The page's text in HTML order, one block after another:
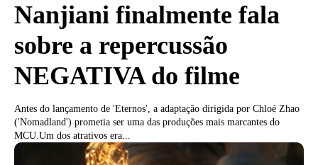
Nanjiani finalmente fala
sobre a repercussão
NEGATIVA do filme
Antes do lançamento de 'Eternos', a adaptação dirigida por Chloé Zhao
('Nomadland') prometia ser uma das produções mais marcantes do
MCU.Um dos atrativos era...